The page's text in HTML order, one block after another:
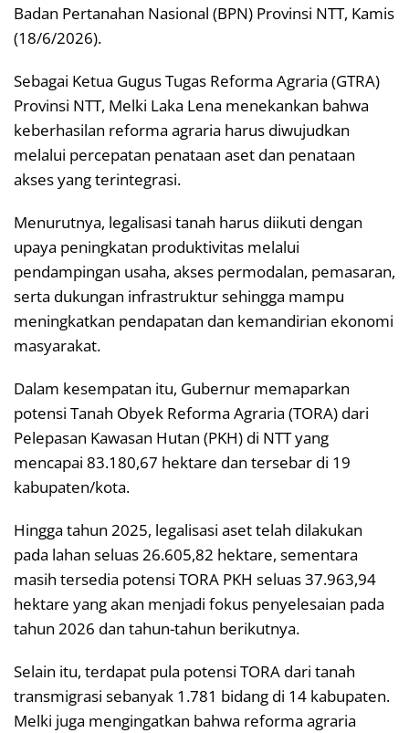
Badan Pertanahan Nasional (BPN) Provinsi NTT, Kamis
(18/6/2026).
Sebagai Ketua Gugus Tugas Reforma Agraria (GTRA)
Provinsi NTT, Melki Laka Lena menekankan bahwa
keberhasilan reforma agraria harus diwujudkan
melalui percepatan penataan aset dan penataan
akses yang terintegrasi.
Menurutnya, legalisasi tanah harus diikuti dengan
upaya peningkatan produktivitas melalui
pendampingan usaha, akses permodalan, pemasaran,
serta dukungan infrastruktur sehingga mampu
meningkatkan pendapatan dan kemandirian ekonomi
masyarakat.
Dalam kesempatan itu, Gubernur memaparkan
potensi Tanah Obyek Reforma Agraria (TORA) dari
Pelepasan Kawasan Hutan (PKH) di NTT yang
mencapai 83.180,67 hektare dan tersebar di 19
kabupaten/kota.
Hingga tahun 2025, legalisasi aset telah dilakukan
pada lahan seluas 26.605,82 hektare, sementara
masih tersedia potensi TORA PKH seluas 37.963,94
hektare yang akan menjadi fokus penyelesaian pada
tahun 2026 dan tahun-tahun berikutnya.
Selain itu, terdapat pula potensi TORA dari tanah
transmigrasi sebanyak 1.781 bidang di 14 kabupaten.
Melki juga mengingatkan bahwa reforma agraria